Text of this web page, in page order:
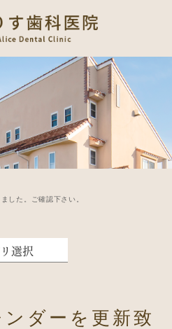
した。ご確認下さい。
ダーを更新致